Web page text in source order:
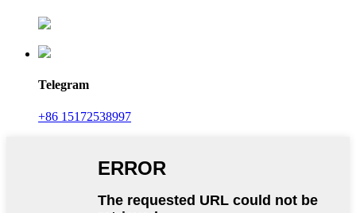
Telegram
+86 15172538997